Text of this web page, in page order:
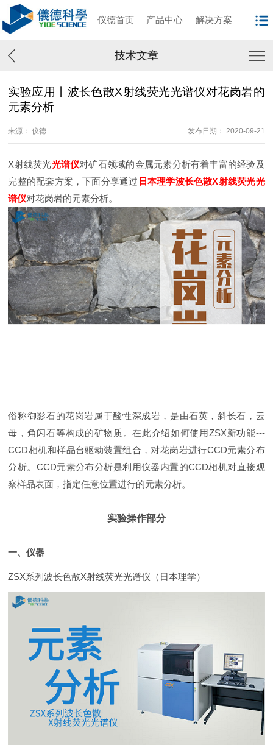
仪德首页 产品中心 解决方案
技术文章
实验应用丨波长色散X射线荧光光谱仪对花岗岩的
元素分析
来源： 仪德 发布日期： 2020-09-21
X射线荧光光谱仪对矿石领域的金属元素分析有着丰富的经验及
完整的配套方案，下面分享通过 日本理学波长色散X射线荧光光
谱仪对花岗岩的元素分析。
俗称御影石的花岗岩属于酸性深成岩，是由石英，斜长石，云
母，角闪石等构成的矿物质。在此介绍如何使用ZSX新功能---
CCD相机和样品台驱动装置组合，对花岗岩进行CCD元素分布
分析。CCD元素分布分析是利用仪器内置的CCD相机对直接观
察样品表面，指定任意位置进行的元素分析。
实验操作部分
一、仪器
ZSX系列波长色散X射线荧光光谱仪（日本理学）